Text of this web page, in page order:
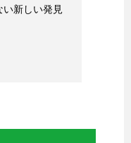
い新しい発見